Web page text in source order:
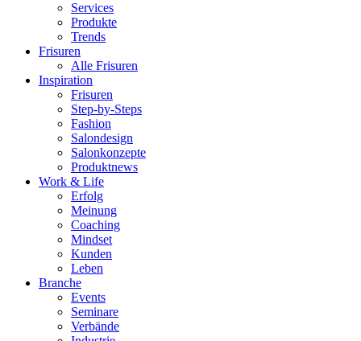
Services
Produkte
Trends
Frisuren
Alle Frisuren
Inspiration
Frisuren
Step-by-Steps
Fashion
Salondesign
Salonkonzepte
Produktnews
Work & Life
Erfolg
Meinung
Coaching
Mindset
Kunden
Leben
Branche
Events
Seminare
Verbände